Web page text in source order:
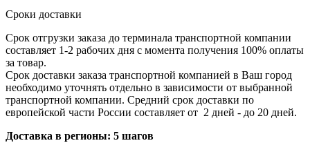
Сроки доставки
Срок отгрузки заказа до терминала транспортной компании
составляет 1-2 рабочих дня с момента получения 100% оплаты
за товар.
Срок доставки заказа транспортной компанией в Ваш город
необходимо уточнять отдельно в зависимости от выбранной
транспортной компании. Средний срок доставки по
европейской части России составляет от 2 дней - до 20 дней.
Доставка в регионы: 5 шагов